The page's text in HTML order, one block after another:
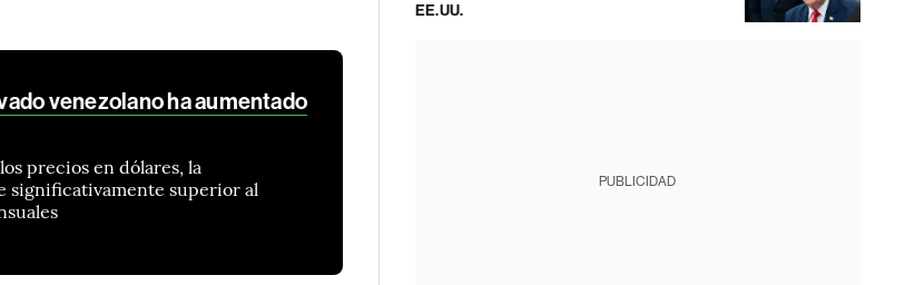
venezolano ha aumentado
precios en dólares, la
significativamente superior al
EE.UU.
PUBLICIDAD